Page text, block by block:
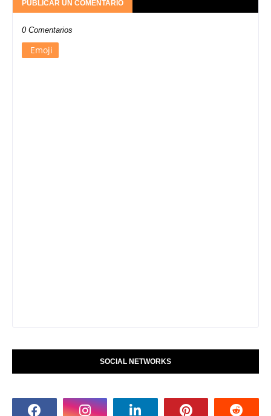
PUBLICAR UN COMENTARIO
0 Comentarios
Emoji
SOCIAL NETWORKS